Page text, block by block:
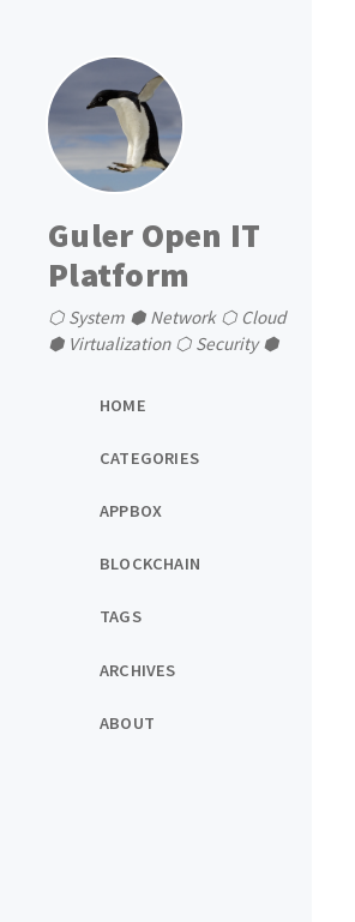
Guler Open IT
Platform
⬡ System ⬢ Network ⬡ Cloud
⬢ Virtualization ⬡ Security ⬢
HOME
CATEGORIES
APPBOX
BLOCKCHAIN
TAGS
ARCHIVES
ABOUT